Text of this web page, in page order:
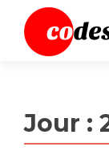
Jour :